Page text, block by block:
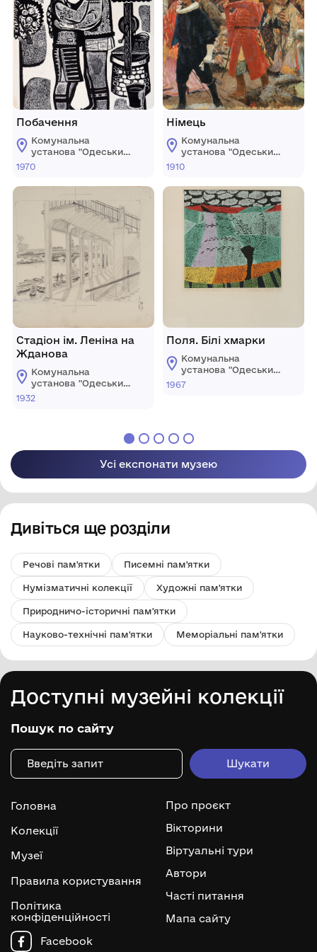
Побачення
Комунальна
установа "Одеський
національний
1970
Стадіон ім. Леніна на
Жданова
Комунальна
установа "Одеський
національний
1932
Німець
Комунальна
установа "Одеський
національний
1910
Поля. Білі хмарки
Комунальна
установа "Одеський
національний
1967
Усі експонати музею
Дивіться ще розділи
Речові пам'ятки Писемні пам'ятки
Нумізматичні колекції Художні пам'ятки
Природничо-історичні пам'ятки
Науково-технічні пам'ятки Меморіальні пам'ятки
Доступні музейні колекції
Пошук по сайту
Головна
Колекції
Музеї
Правила користування
Політика
конфіденційності
Про проєкт
Вікторини
Віртуальні тури
Автори
Часті питання
Мапа сайту
Facebook